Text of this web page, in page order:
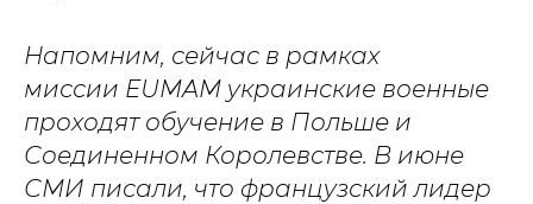
Напомним, сейчас в рамках
миссии EUMAM украинские военные
проходят обучение в Польше и
Соединенном Королевстве. В июне
СМИ писали, что французский лидер